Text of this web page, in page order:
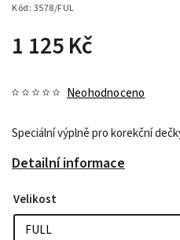
Kód: 3578/FUL
1 125 Kč
Neohodnoceno
Speciální výplně pro korekční
Detailní informace
Velikost